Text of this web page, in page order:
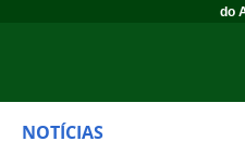
do
NOTÍCIAS